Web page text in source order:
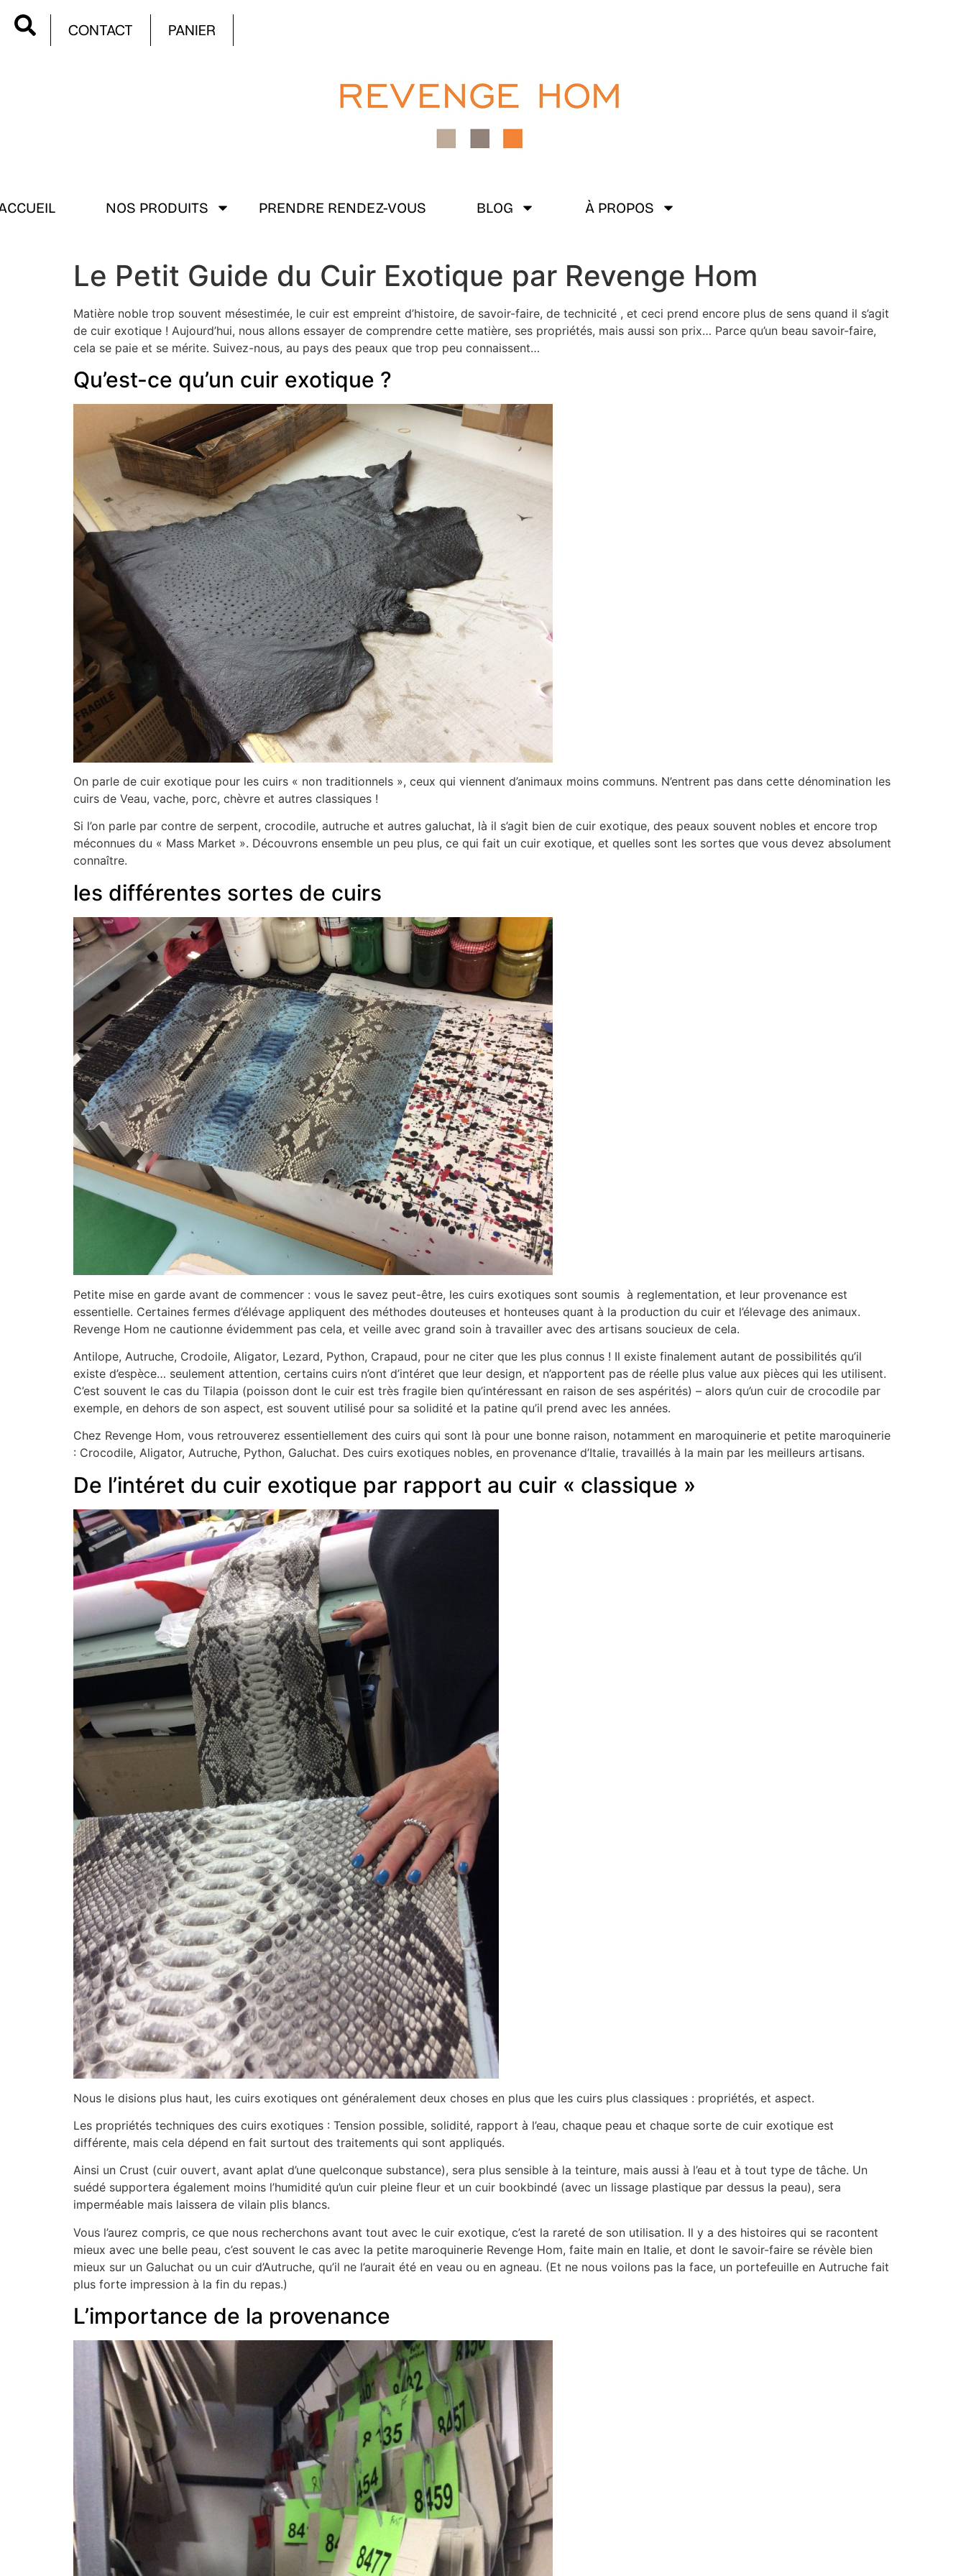
CONTACT PANIER
NOS PRODUITS PRENDRE RENDEZ-VOUS BLOG À PROPOS
Le Petit Guide du Cuir Exotique par Revenge Hom
Matière noble trop souvent mésestimée, le cuir est empreint d’histoire, de savoir-faire, de technicité , et ceci prend encore plus de sens quand il s’agit
de cuir exotique ! Aujourd’hui, nous allons essayer de comprendre cette matière, ses propriétés, mais aussi son prix… Parce qu’un beau savoir-faire,
cela se paie et se mérite. Suivez-nous, au pays des peaux que trop peu connaissent…
Qu’est-ce qu’un cuir exotique ?
On parle de cuir exotique pour les cuirs « non traditionnels », ceux qui viennent d’animaux moins communs. N’entrent pas dans cette dénomination les
cuirs de Veau, vache, porc, chèvre et autres classiques !
Si l’on parle par contre de serpent, crocodile, autruche et autres galuchat, là il s’agit bien de cuir exotique, des peaux souvent nobles et encore trop
méconnues du « Mass Market ». Découvrons ensemble un peu plus, ce qui fait un cuir exotique, et quelles sont les sortes que vous devez absolument
connaître.
les différentes sortes de cuirs
Petite mise en garde avant de commencer : vous le savez peut-être, les cuirs exotiques sont soumis à reglementation, et leur provenance est
essentielle. Certaines fermes d’élévage appliquent des méthodes douteuses et honteuses quant à la production du cuir et l’élevage des animaux.
Revenge Hom ne cautionne évidemment pas cela, et veille avec grand soin à travailler avec des artisans soucieux de cela.
Antilope, Autruche, Crodoile, Aligator, Lezard, Python, Crapaud, pour ne citer que les plus connus ! Il existe finalement autant de possibilités qu’il
existe d’espèce… seulement attention, certains cuirs n’ont d’intéret que leur design, et n’apportent pas de réelle plus value aux pièces qui les utilisent.
C’est souvent le cas du Tilapia (poisson dont le cuir est très fragile bien qu’intéressant en raison de ses aspérités) – alors qu’un cuir de crocodile par
exemple, en dehors de son aspect, est souvent utilisé pour sa solidité et la patine qu’il prend avec les années.
Chez Revenge Hom, vous retrouverez essentiellement des cuirs qui sont là pour une bonne raison, notamment en maroquinerie et petite maroquinerie
: Crocodile, Aligator, Autruche, Python, Galuchat. Des cuirs exotiques nobles, en provenance d’Italie, travaillés à la main par les meilleurs artisans.
De l’intéret du cuir exotique par rapport au cuir « classique »
Nous le disions plus haut, les cuirs exotiques ont généralement deux choses en plus que les cuirs plus classiques : propriétés, et aspect.
Les propriétés techniques des cuirs exotiques : Tension possible, solidité, rapport à l’eau, chaque peau et chaque sorte de cuir exotique est
différente, mais cela dépend en fait surtout des traitements qui sont appliqués.
Ainsi un Crust (cuir ouvert, avant aplat d’une quelconque substance), sera plus sensible à la teinture, mais aussi à l’eau et à tout type de tâche. Un
suédé supportera également moins l’humidité qu’un cuir pleine fleur et un cuir bookbindé (avec un lissage plastique par dessus la peau), sera
imperméable mais laissera de vilain plis blancs.
Vous l’aurez compris, ce que nous recherchons avant tout avec le cuir exotique, c’est la rareté de son utilisation. Il y a des histoires qui se racontent
mieux avec une belle peau, c’est souvent le cas avec la petite maroquinerie Revenge Hom, faite main en Italie, et dont le savoir-faire se révèle bien
mieux sur un Galuchat ou un cuir d’Autruche, qu’il ne l’aurait été en veau ou en agneau. (Et ne nous voilons pas la face, un portefeuille en Autruche fait
plus forte impression à la fin du repas.)
L’importance de la provenance